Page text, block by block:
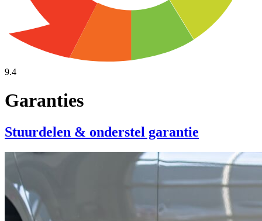
9.4
Garanties
Stuurdelen & onderstel garantie